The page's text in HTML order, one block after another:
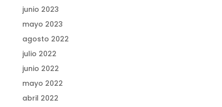
junio 2023
mayo 2023
agosto 2022
julio 2022
junio 2022
mayo 2022
abril 2022